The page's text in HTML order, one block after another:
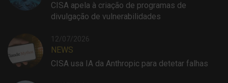
CISA apela à criação de programas de
divulgação de vulnerabilidades
12/07/2026
NEWS
CISA usa IA da Anthropic para detetar falhas